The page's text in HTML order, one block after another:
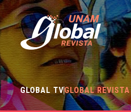
GLOBAL TVGLOBAL REVISTA